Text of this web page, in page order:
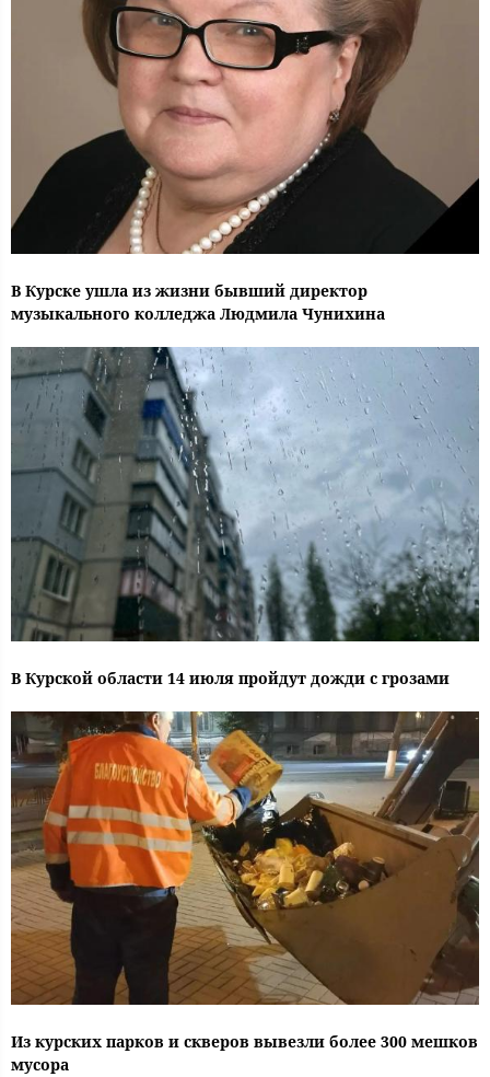
В Курске ушла из жизни бывший директор
музыкального колледжа Людмила Чунихина
В Курской области 14 июля пройдут дожди с грозами
Из курских парков и скверов вывезли более 300 мешков
мусора